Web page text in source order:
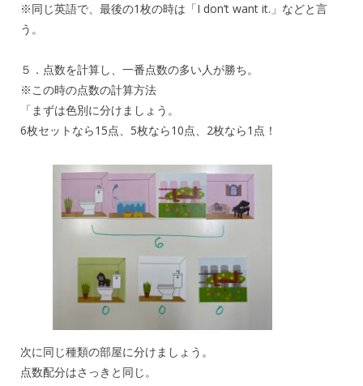
※同じ英語で、最後の1枚の時は「I don’t want it.」などと言
う。
５．点数を計算し、一番点数の多い人が勝ち。
※この時の点数の計算方法
「まずは色別に分けましょう。
6枚セットなら15点、5枚なら10点、2枚なら1点！
次に同じ種類の部屋に分けましょう。
点数配分はさっきと同じ。